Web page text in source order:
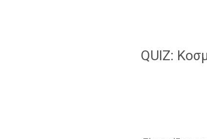
QUIZ: